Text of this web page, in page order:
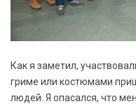
Как я заметил,
гриме или костюмами
людей. Я опасался, что